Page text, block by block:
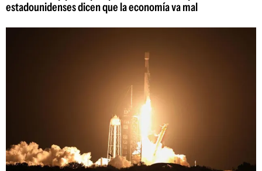
estadounidenses dicen que la economía va mal